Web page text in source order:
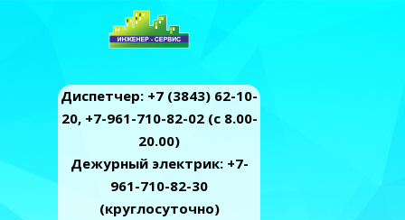
Диспетчер: +7 (3843) 62-10-
20, +7-961-710-82-02 (c 8.00-
20.00)
Дежурный электрик: +7-
961-710-82-30
(круглосуточно)